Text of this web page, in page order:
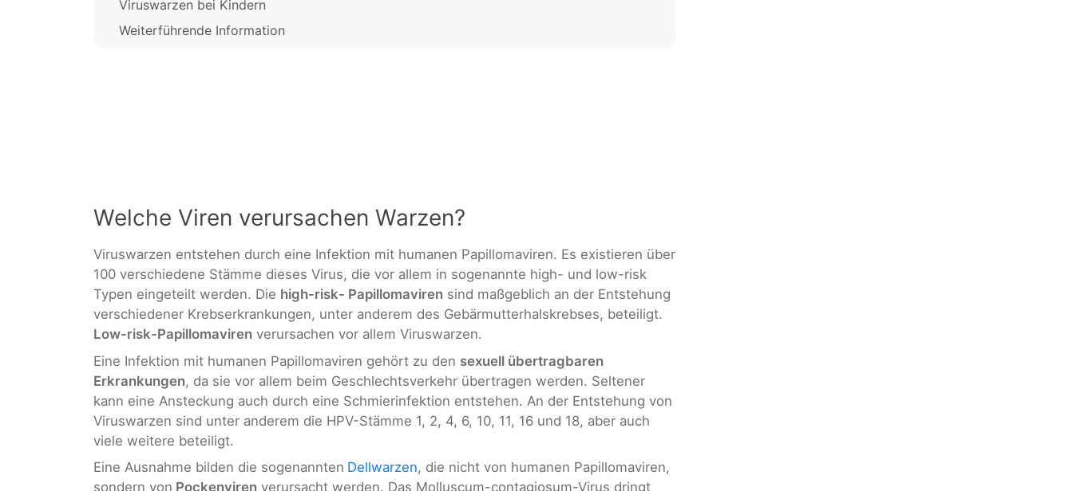
Viruswarzen bei Kindern
Weiterführende Information
Welche Viren verursachen Warzen?
Viruswarzen entstehen durch eine Infektion mit humanen Papillomaviren. Es existieren über
100 verschiedene Stämme dieses Virus, die vor allem in sogenannte high- und low-risk
Typen eingeteilt werden. Die high-risk- Papillomaviren sind maßgeblich an der Entstehung
verschiedener Krebserkrankungen, unter anderem des Gebärmutterhalskrebses, beteiligt.
Low-risk-Papillomaviren verursachen vor allem Viruswarzen.
Eine Infektion mit humanen Papillomaviren gehört zu den sexuell übertragbaren
Erkrankungen, da sie vor allem beim Geschlechtsverkehr übertragen werden. Seltener
kann eine Ansteckung auch durch eine Schmierinfektion entstehen. An der Entstehung von
Viruswarzen sind unter anderem die HPV-Stämme 1, 2, 4, 6, 10, 11, 16 und 18, aber auch
viele weitere beteiligt.
Eine Ausnahme bilden die sogenannten Dellwarzen, die nicht von humanen Papillomaviren,
sondern von Pockenviren verursacht werden. Das Molluscum-contagiosum-Virus dringt